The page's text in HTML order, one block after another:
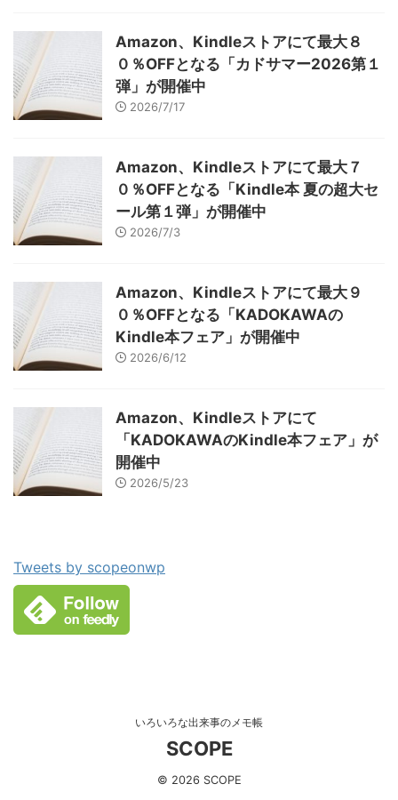
Amazon、Kindleストアにて最大８
０％OFFとなる「カドサマー2026第１
弾」が開催中
2026/7/17
Amazon、Kindleストアにて最大７
０％OFFとなる「Kindle本 夏の超大セ
ール第１弾」が開催中
2026/7/3
Amazon、Kindleストアにて最大９
０％OFFとなる「KADOKAWAの
Kindle本フェア」が開催中
2026/6/12
Amazon、Kindleストアにて
「KADOKAWAのKindle本フェア」が
開催中
2026/5/23
Tweets by scopeonwp
いろいろな出来事のメモ帳
SCOPE
© 2026 SCOPE